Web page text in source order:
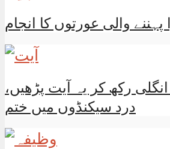
پہننے والی عورتوں کا انجام
رکھ کر یہ آیت پڑھیں،
درد سیکنڈوں میں ختم